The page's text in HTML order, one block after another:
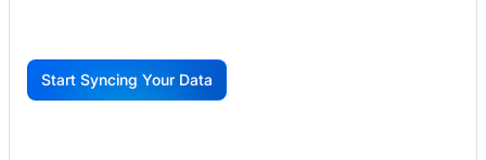
G
Start Syncing Your Data